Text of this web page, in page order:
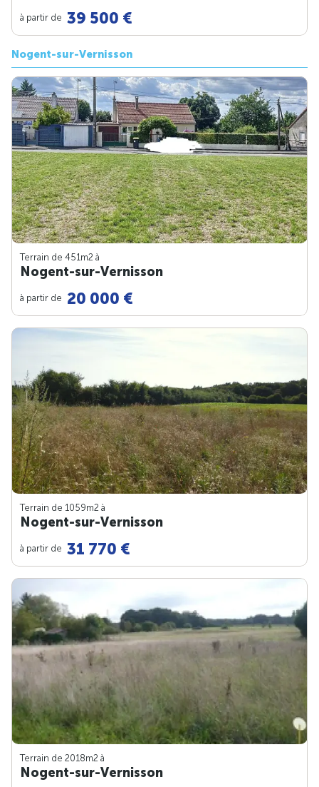
à partir de 39 500 €
Nogent-sur-Vernisson
Terrain de 451m2 à
Nogent-sur-Vernisson
à partir de 20 000 €
Terrain de 1059m2 à
Nogent-sur-Vernisson
à partir de 31 770 €
Terrain de 2018m2 à
Nogent-sur-Vernisson